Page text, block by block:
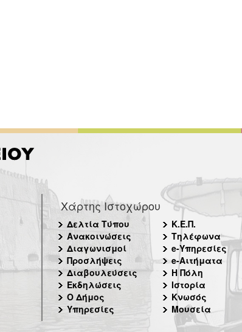
Χάρτης Ιστοχώρου
Δελτία Τύπου
Ανακοινώσεις
Διαγωνισμοί
Προσλήψεις
Διαβουλεύσεις
Εκδηλώσεις
Ο Δήμος
Υπηρεσίες
Κ.Ε.Π.
Τηλέφωνα
e-Υπηρεσίες
e-Αιτήματα
Η Πόλη
Ιστορία
Κνωσός
Μουσεία